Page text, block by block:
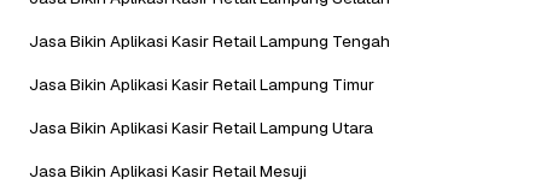
Jasa Bikin Aplikasi Kasir Retail Lampung Tengah
Jasa Bikin Aplikasi Kasir Retail Lampung Timur
Jasa Bikin Aplikasi Kasir Retail Lampung Utara
Jasa Bikin Aplikasi Kasir Retail Mesuji